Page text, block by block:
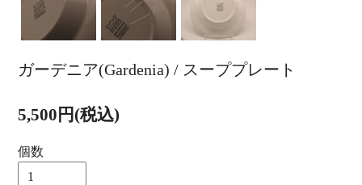
ガーデニア(Gardenia) / スーププレート
5,500円(税込)
個数